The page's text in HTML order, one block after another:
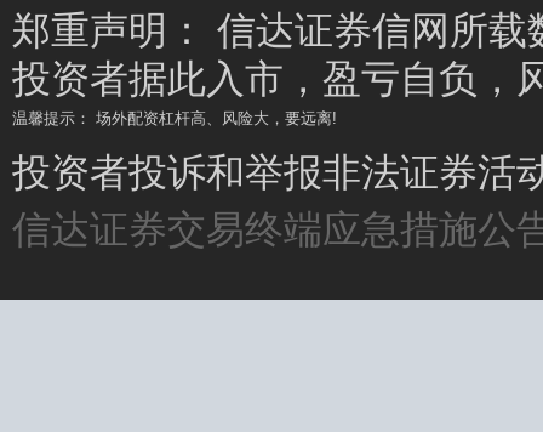
郑重声明： 信达证券信网所
投资者据此入市，盈亏自负，
温馨提示： 场外配资杠杆高、风险大，要远离!
温馨提示： 坚持理性投资，远离场外配资
投资者投诉和举报非法证券活
信达证券交易终端应急措施公